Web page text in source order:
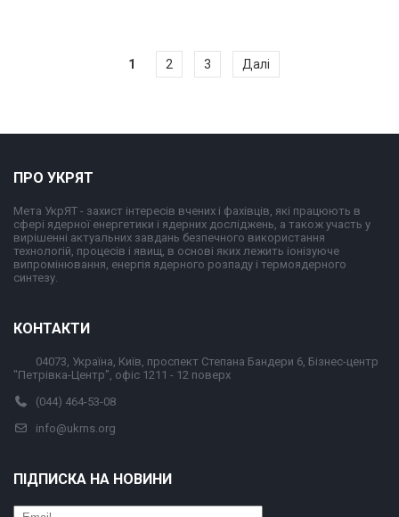
Навігація
1 2 3 Далі
ПРО УКРЯТ
Мета УкрЯТ - захист інтересів вчених і фахівців, які працюють в
сфері ядерної енергетики і ядерних досліджень, а також участь у
вирішенні актуальних завдань безпечного використання
технологій, процесів і явищ, в основі яких лежить іонізуюче
випромінювання, енергія ядерного розпаду і термоядерного
синтезу.
КОНТАКТИ
04073, Україна, Київ, проспект Степана Бандери 6, Бізнес-центр
"Петрівка-Центр", офіс 1211 - 12 поверх
(044) 464-53-08
info@ukrns.org
ПІДПИСКА НА НОВИНИ